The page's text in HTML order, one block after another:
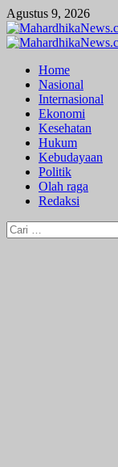
Skip
to
content
Agustus 9, 2026
Primary
Home
Nasional
Internasional
Ekonomi
Kesehatan
Hukum
Kebudayaan
Politik
Olah raga
Redaksi
Cari
untuk: